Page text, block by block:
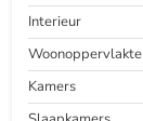
Interieur
Woonoppervlakte
Kamers